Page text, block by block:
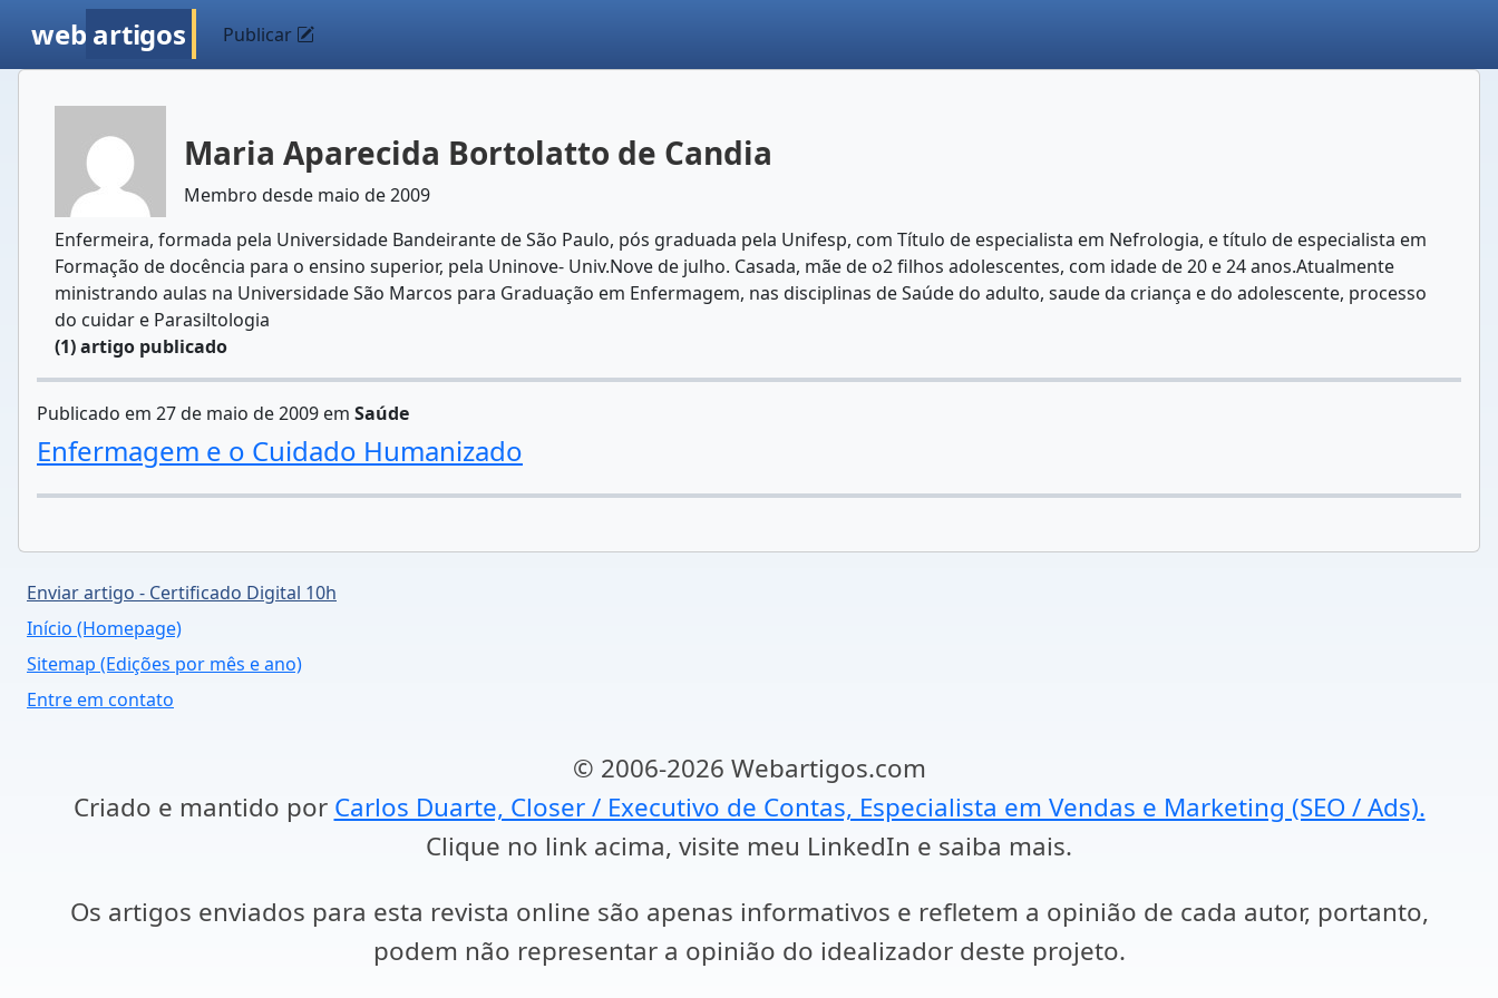
web artigos Publicar
Maria Aparecida Bortolatto de Candia
Membro desde maio de 2009
Enfermeira, formada pela Universidade Bandeirante de São Paulo, pós graduada pela Unifesp, com Título de especialista em Nefrologia, e título de especialista em
Formação de docência para o ensino superior, pela Uninove- Univ.Nove de julho. Casada, mãe de o2 filhos adolescentes, com idade de 20 e 24 anos.Atualmente
ministrando aulas na Universidade São Marcos para Graduação em Enfermagem, nas disciplinas de Saúde do adulto, saude da criança e do adolescente, processo
do cuidar e Parasiltologia
(1) artigo publicado
Publicado em 27 de maio de 2009 em Saúde
Enfermagem e o Cuidado Humanizado
Enviar artigo - Certificado Digital 10h
Início (Homepage)
Sitemap (Edições por mês e ano)
Entre em contato
© 2006-2026 Webartigos.com
Criado e mantido por Carlos Duarte, Closer / Executivo de Contas, Especialista em Vendas e Marketing (SEO / Ads).
Clique no link acima, visite meu LinkedIn e saiba mais.
Os artigos enviados para esta revista online são apenas informativos e refletem a opinião de cada autor, portanto,
podem não representar a opinião do idealizador deste projeto.